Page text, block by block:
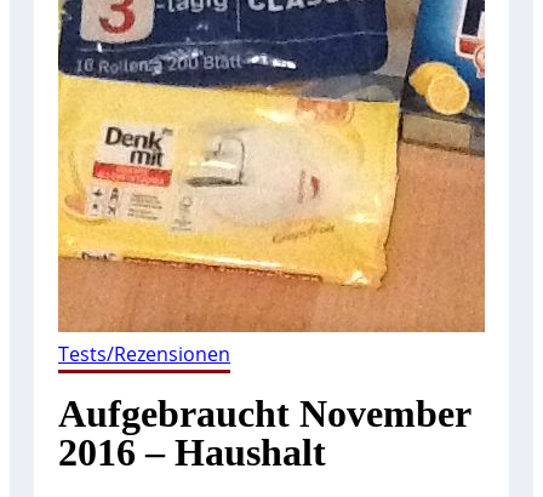
Tests/Rezensionen
Aufgebraucht November
2016 – Haushalt